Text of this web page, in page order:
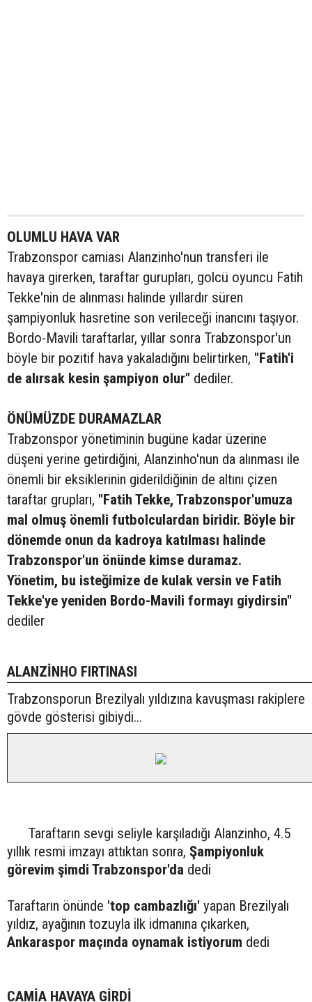
OLUMLU HAVA VAR
Trabzonspor camiası Alanzinho'nun transferi ile
havaya girerken, taraftar gurupları, golcü oyuncu Fatih
Tekke'nin de alınması halinde yıllardır süren
şampiyonluk hasretine son verileceği inancını taşıyor.
Bordo-Mavili taraftarlar, yıllar sonra Trabzonspor'un
böyle bir pozitif hava yakaladığını belirtirken, "Fatih'i
de alırsak kesin şampiyon olur" dediler.
ÖNÜMÜZDE DURAMAZLAR
Trabzonspor yönetiminin bugüne kadar üzerine
düşeni yerine getirdiğini, Alanzinho'nun da alınması ile
önemli bir eksiklerinin giderildiğinin de altını çizen
taraftar grupları, "Fatih Tekke, Trabzonspor'umuza
mal olmuş önemli futbolculardan biridir. Böyle bir
dönemde onun da kadroya katılması halinde
Trabzonspor'un önünde kimse duramaz.
Yönetim, bu isteğimize de kulak versin ve Fatih
Tekke'ye yeniden Bordo-Mavili formayı giydirsin"
dediler
ALANZİNHO FIRTINASI
Trabzonsporun Brezilyalı yıldızına kavuşması rakiplere
gövde gösterisi gibiydi...
Taraftarın sevgi seliyle karşıladığı Alanzinho, 4.5
yıllık resmi imzayı attıktan sonra, Şampiyonluk
görevim şimdi Trabzonspor'da dedi
Taraftarın önünde 'top cambazlığı' yapan Brezilyalı
yıldız, ayağının tozuyla ilk idmanına çıkarken,
Ankaraspor maçında oynamak istiyorum dedi
CAMİA HAVAYA GİRDİ